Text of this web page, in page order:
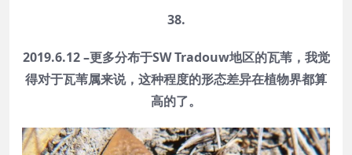
38.
2019.6.12 –更多分布于SW Tradouw地区的瓦苇，我觉
得对于瓦苇属来说，这种程度的形态差异在植物界都算
高的了。